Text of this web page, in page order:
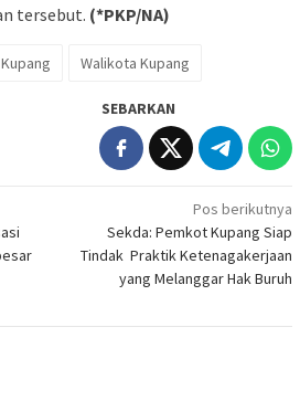
tersebut. (*PKP/NA)
Walikota Kupang
SEBARKAN
Pos berikutnya
Sekda: Pemkot Kupang Siap
Tindak Praktik Ketenagakerjaan
yang Melanggar Hak Buruh